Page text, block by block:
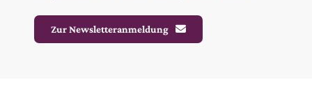
Zur Newsletteranmeldung